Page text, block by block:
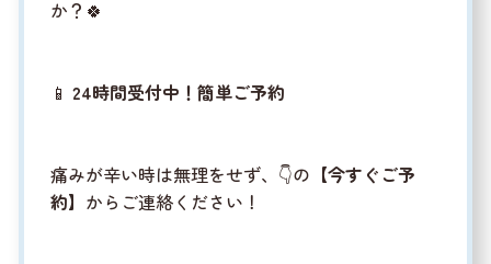
か？🍀
📱24時間受付中！簡単ご予約
痛みが辛い時は無理をせず、👇の 【今すぐご予
約】 からご連絡ください！